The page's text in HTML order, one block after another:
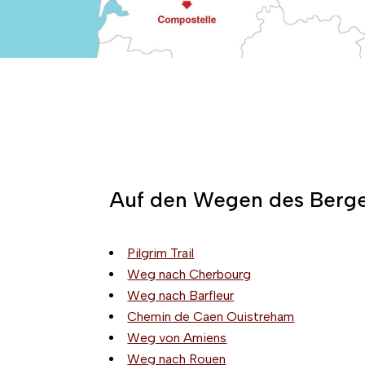
Auf den Wegen des
Pilgrim Trail
Weg nach Cherbourg
Weg nach Barfleur
Chemin de Caen Ouistreham
Weg von Amiens
Weg nach Rouen